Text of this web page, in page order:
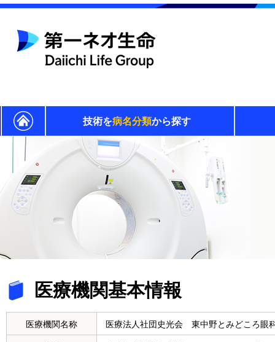
技術を病名分類から探す
医療機関基本情報
医療機関名称 医療法人社団史光会 東中野とみどころ眼